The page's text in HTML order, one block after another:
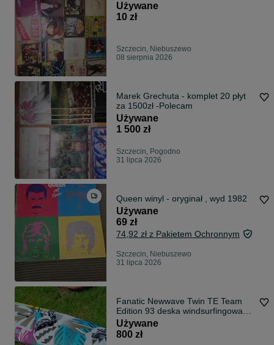
Używane
10 zł
Szczecin, Niebuszewo
08 sierpnia 2026
Marek Grechuta - komplet 20 płyt
za 1500zł -Polecam
Używane
1 500 zł
Szczecin, Pogodno
31 lipca 2026
Queen winyl - oryginał , wyd 1982
Używane
69 zł
74,92 zł z Pakietem Ochronnym
Szczecin, Niebuszewo
31 lipca 2026
Fanatic Newwave Twin TE Team
Edition 93 deska windsurfingowa
wave
Używane
800 zł